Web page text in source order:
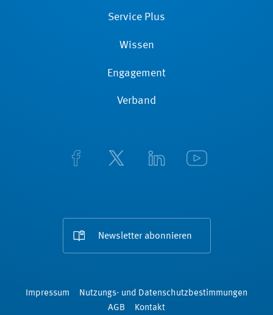
Service Plus
Wissen
Engagement
Verband
Newsletter abonnieren
Impressum
Nutzungs- und Datenschutzbestimmungen
AGB
Kontakt